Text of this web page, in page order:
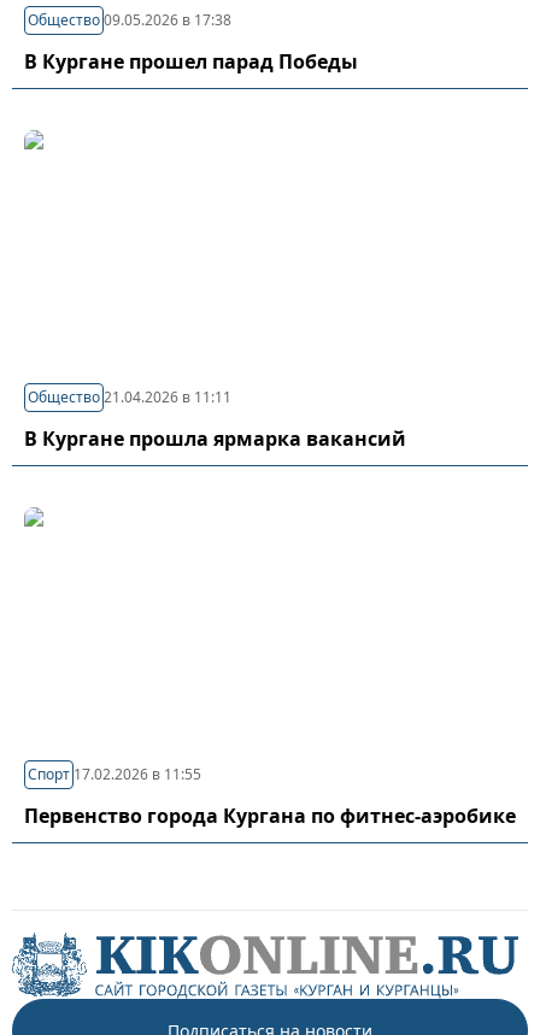
Общество09.05.2026 в 17:38
В Кургане прошел парад Победы
Общество21.04.2026 в 11:11
В Кургане прошла ярмарка вакансий
Спорт 17.02.2026 в 11:55
Первенство города Кургана по фитнес-аэробике